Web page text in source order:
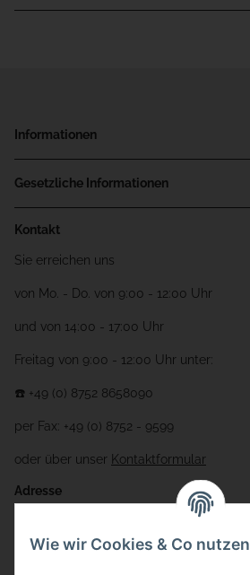
Informationen
Gesetzliche Informationen
Kontakt
Sie erreichen uns
von Mo. - Do. von 9:00 - 12:00 Uhr
und von 14:00 - 17:00 Uhr
Freitag von 9:00 - 12:00 Uhr unter:
☎️ +49 (0) 8752 8658090
per Fax: +49 (0) 8752 - 9599
oder über unser Kontaktformular
Adresse
Gewerbering 17
Wie wir Cookies & Co nutzen